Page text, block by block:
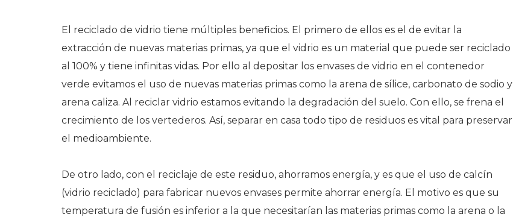
El reciclado de vidrio tiene múltiples beneficios. El primero de ellos es el de evitar la
extracción de nuevas materias primas, ya que el vidrio es un material que puede ser reciclado
al 100% y tiene infinitas vidas. Por ello al depositar los envases de vidrio en el contenedor
verde evitamos el uso de nuevas materias primas como la arena de sílice, carbonato de sodio y
arena caliza. Al reciclar vidrio estamos evitando la degradación del suelo. Con ello, se frena el
crecimiento de los vertederos. Así, separar en casa todo tipo de residuos es vital para preservar
el medioambiente.
De otro lado, con el reciclaje de este residuo, ahorramos energía, y es que el uso de calcín
(vidrio reciclado) para fabricar nuevos envases permite ahorrar energía. El motivo es que su
temperatura de fusión es inferior a la que necesitarían las materias primas como la arena o la